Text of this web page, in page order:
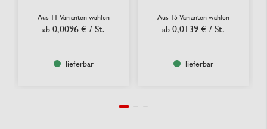
Aus 11 Varianten wählen
ab 0,0096 € / St.
lieferbar
Aus 15 Varianten wählen
ab 0,0139 € / St.
lieferbar